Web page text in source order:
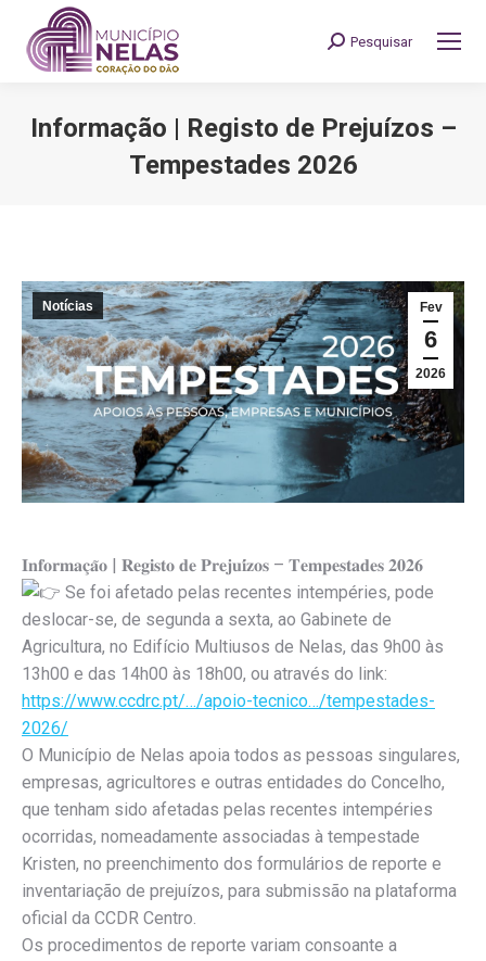
Search:
Pesquisar
Informação | Registo de Prejuízos –
Tempestades 2026
Fev
6
2026
Notícias
𝐈𝐧𝐟𝐨𝐫𝐦𝐚𝐜̧𝐚̃𝐨 | 𝐑𝐞𝐠𝐢𝐬𝐭𝐨 𝐝𝐞 𝐏𝐫𝐞𝐣𝐮𝐢́𝐳𝐨𝐬 – 𝐓𝐞𝐦𝐩𝐞𝐬𝐭𝐚𝐝𝐞𝐬 𝟐𝟎𝟐𝟔
Se foi afetado pelas recentes intempéries, pode
deslocar-se, de segunda a sexta, ao Gabinete de
Agricultura, no Edifício Multiusos de Nelas, das 9h00 às
13h00 e das 14h00 às 18h00, ou através do link:
https://www.ccdrc.pt/…/apoio-tecnico…/tempestades-
2026/
O Município de Nelas apoia todos as pessoas singulares,
empresas, agricultores e outras entidades do Concelho,
que tenham sido afetadas pelas recentes intempéries
ocorridas, nomeadamente associadas à tempestade
Kristen, no preenchimento dos formulários de reporte e
inventariação de prejuízos, para submissão na plataforma
oficial da CCDR Centro.
Os procedimentos de reporte variam consoante a